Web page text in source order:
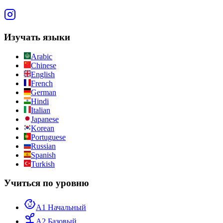
Изучать языки
Arabic
Chinese
English
French
German
Hindi
Italian
Japanese
Korean
Portuguese
Russian
Spanish
Turkish
Учиться по уровню
A1 Начальный
A2 Базовый